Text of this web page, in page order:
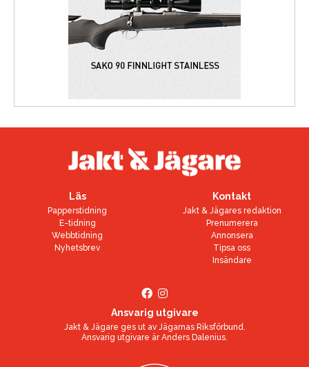
Läs
Papperstidning
E-tidning
Webbtidning
Nyhetsbrev
Kontakt
Jakt & Jägares redaktion
Prenumerera
Annonsera
Tipsa oss
Insändare
Ansvarig utgivare
Jakt & Jägare ges ut av Jägarnas Riksförbund.
Ansvarig utgivare ärAnders Dalenius.